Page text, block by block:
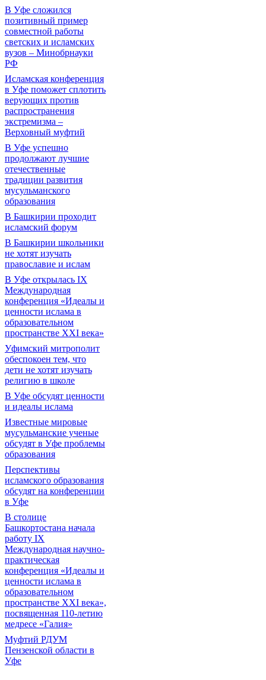
В Уфе сложился
позитивный пример
совместной работы
светских и исламских
вузов – Минобрнауки
РФ
Исламская конференция
в Уфе поможет сплотить
верующих против
распространения
экстремизма –
Верховный муфтий
В Уфе успешно
продолжают лучшие
отечественные
традиции развития
мусульманского
образования
В Башкирии проходит
исламский форум
В Башкирии школьники
не хотят изучать
православие и ислам
В Уфе открылась IX
Международная
конференция «Идеалы и
ценности ислама в
образовательном
пространстве XXI века»
Уфимский митрополит
обеспокоен тем, что
дети не хотят изучать
религию в школе
В Уфе обсудят ценности
и идеалы ислама
Известные мировые
мусульманские ученые
обсудят в Уфе проблемы
образования
Перспективы
исламского образования
обсудят на конференции
в Уфе
В столице
Башкортостана начала
работу IX
Международная научно-
практическая
конференция «Идеалы и
ценности ислама в
образовательном
пространстве XXI века»,
посвященная 110-летию
медресе «Галия»
Муфтий РДУМ
Пензенской области в
Уфе